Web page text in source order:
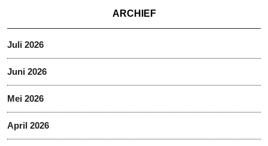
ARCHIEF
Juli 2026
Juni 2026
Mei 2026
April 2026